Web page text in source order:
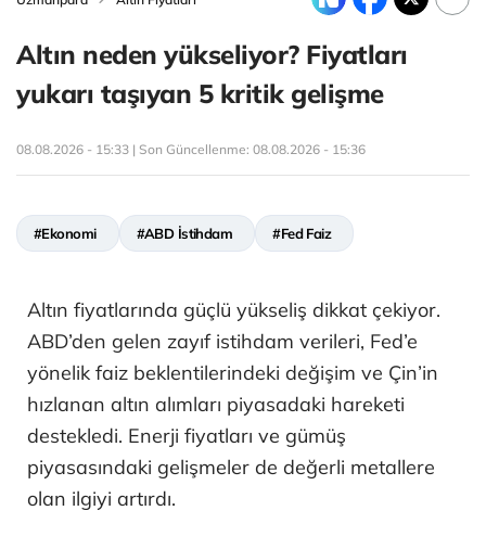
Altın neden yükseliyor? Fiyatları
yukarı taşıyan 5 kritik gelişme
08.08.2026 - 15:33 | Son Güncellenme: 08.08.2026 - 15:36
#Ekonomi #ABD İstihdam #Fed Faiz
Altın fiyatlarında güçlü yükseliş dikkat çekiyor.
ABD’den gelen zayıf istihdam verileri, Fed’e
yönelik faiz beklentilerindeki değişim ve Çin’in
hızlanan altın alımları piyasadaki hareketi
destekledi. Enerji fiyatları ve gümüş
piyasasındaki gelişmeler de değerli metallere
olan ilgiyi artırdı.